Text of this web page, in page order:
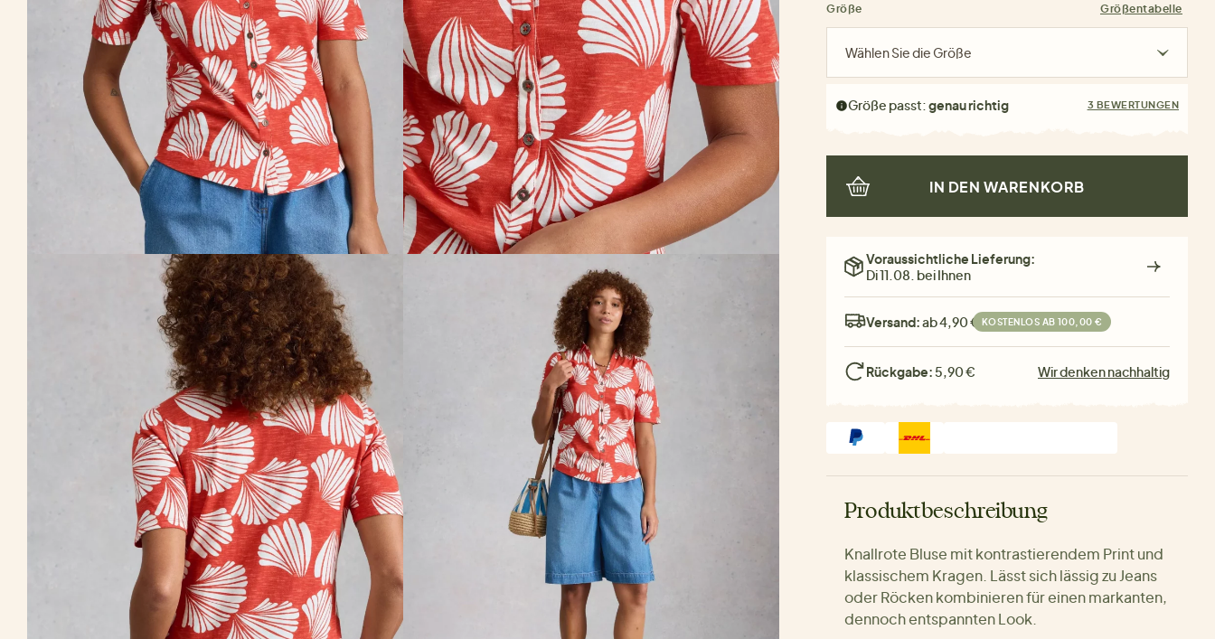
Größe Größentabelle
Wählen Sie die Größe
Größe passt:genau richtig 3 BEWERTUNGEN
IN DEN WARENKORB
Voraussichtliche Lieferung:
Di 11.08. bei Ihnen
Versand:ab 4,90 € KOSTENLOS AB 100,00 €
Rückgabe: 5,90 € Wir denken nachhaltig
Produktbeschreibung
Knallrote Bluse mit kontrastierendem Print und
klassischem Kragen. Lässt sich lässig zu Jeans
oder Röcken kombinieren für einen markanten,
dennoch entspannten Look.